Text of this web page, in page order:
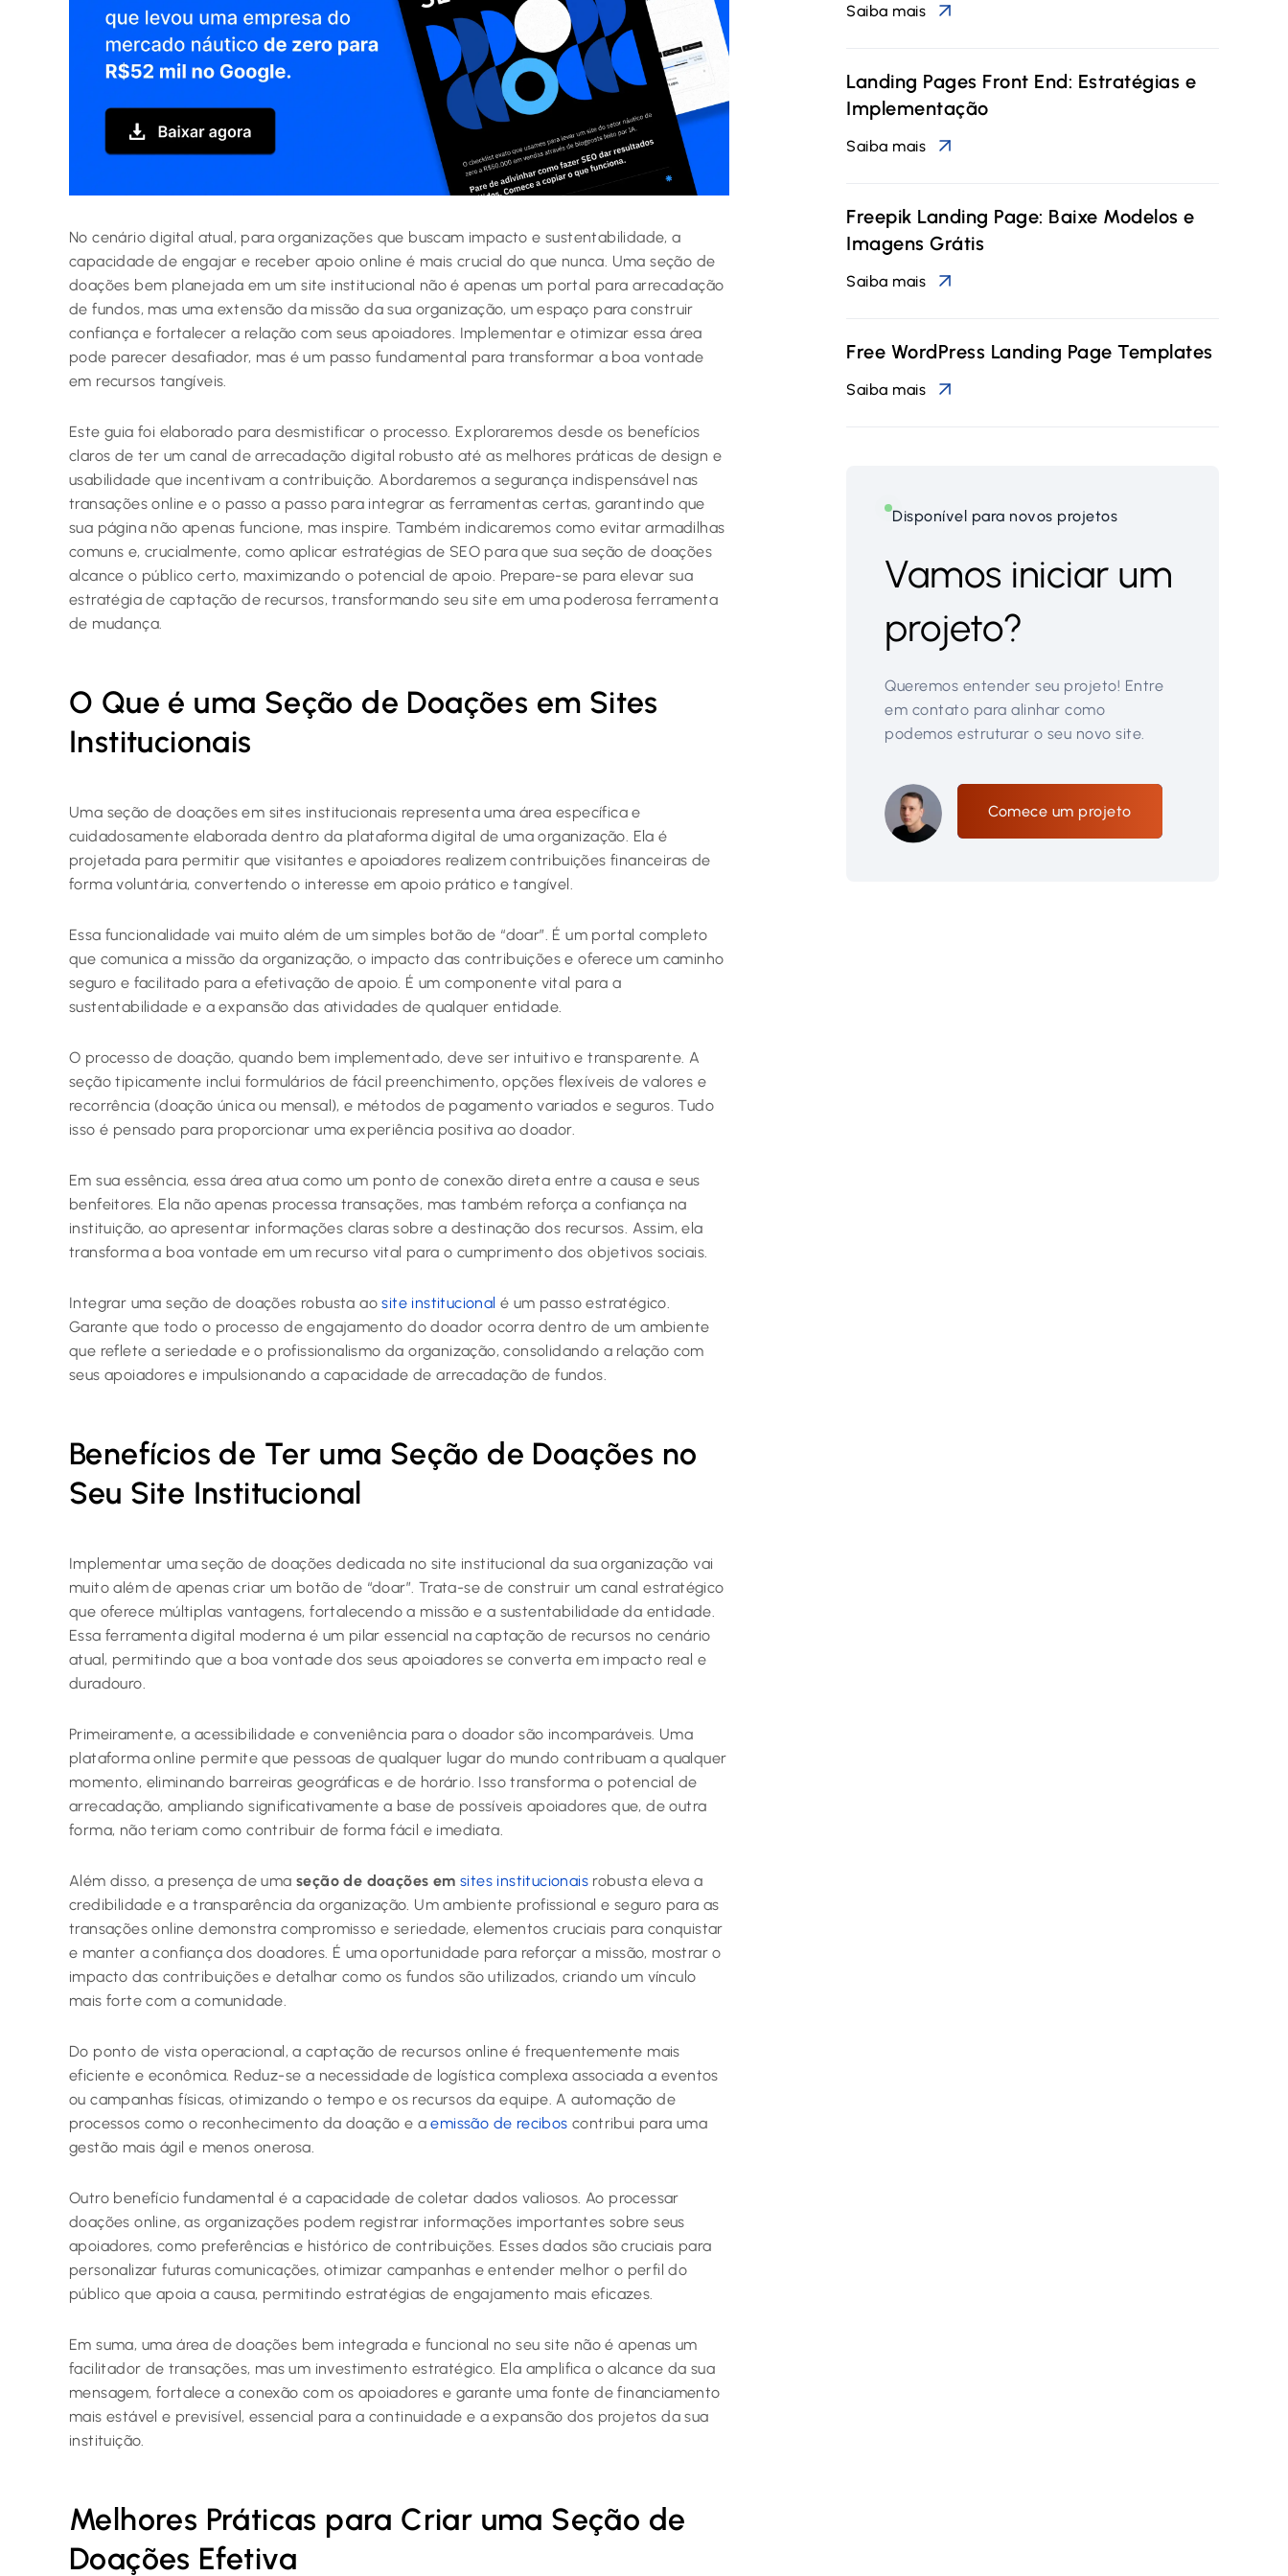
No cenário digital atual, para organizações que buscam impacto e sustentabilidade, a
capacidade de engajar e receber apoio online é mais crucial do que nunca. Uma seção de
doações bem planejada em um site institucional não é apenas um portal para arrecadação
de fundos, mas uma extensão da missão da sua organização, um espaço para construir
confiança e fortalecer a relação com seus apoiadores. Implementar e otimizar essa área
pode parecer desafiador, mas é um passo fundamental para transformar a boa vontade
em recursos tangíveis.
Este guia foi elaborado para desmistificar o processo. Exploraremos desde os benefícios
claros de ter um canal de arrecadação digital robusto até as melhores práticas de design e
usabilidade que incentivam a contribuição. Abordaremos a segurança indispensável nas
transações online e o passo a passo para integrar as ferramentas certas, garantindo que
sua página não apenas funcione, mas inspire. Também indicaremos como evitar armadilhas
comuns e, crucialmente, como aplicar estratégias de SEO para que sua seção de doações
alcance o público certo, maximizando o potencial de apoio. Prepare-se para elevar sua
estratégia de captação de recursos, transformando seu site em uma poderosa ferramenta
de mudança.
O Que é uma Seção de Doações em Sites
Institucionais
Uma seção de doações em sites institucionais representa uma área específica e
cuidadosamente elaborada dentro da plataforma digital de uma organização. Ela é
projetada para permitir que visitantes e apoiadores realizem contribuições financeiras de
forma voluntária, convertendo o interesse em apoio prático e tangível.
Essa funcionalidade vai muito além de um simples botão de “doar”. É um portal completo
que comunica a missão da organização, o impacto das contribuições e oferece um caminho
seguro e facilitado para a efetivação de apoio. É um componente vital para a
sustentabilidade e a expansão das atividades de qualquer entidade.
O processo de doação, quando bem implementado, deve ser intuitivo e transparente. A
seção tipicamente inclui formulários de fácil preenchimento, opções flexíveis de valores e
recorrência (doação única ou mensal), e métodos de pagamento variados e seguros. Tudo
isso é pensado para proporcionar uma experiência positiva ao doador.
Em sua essência, essa área atua como um ponto de conexão direta entre a causa e seus
benfeitores. Ela não apenas processa transações, mas também reforça a confiança na
instituição, ao apresentar informações claras sobre a destinação dos recursos. Assim, ela
transforma a boa vontade em um recurso vital para o cumprimento dos objetivos sociais.
Integrar uma seção de doações robusta aosite institucional é um passo estratégico.
Garante que todo o processo de engajamento do doador ocorra dentro de um ambiente
que reflete a seriedade e o profissionalismo da organização, consolidando a relação com
seus apoiadores e impulsionando a capacidade de arrecadação de fundos.
Benefícios de Ter uma Seção de Doações no
Seu Site Institucional
Implementar uma seção de doações dedicada no site institucional da sua organização vai
muito além de apenas criar um botão de “doar”. Trata-se de construir um canal estratégico
que oferece múltiplas vantagens, fortalecendo a missão e a sustentabilidade da entidade.
Essa ferramenta digital moderna é um pilar essencial na captação de recursos no cenário
atual, permitindo que a boa vontade dos seus apoiadores se converta em impacto real e
duradouro.
Primeiramente, a acessibilidade e conveniência para o doador são incomparáveis. Uma
plataforma online permite que pessoas de qualquer lugar do mundo contribuam a qualquer
momento, eliminando barreiras geográficas e de horário. Isso transforma o potencial de
arrecadação, ampliando significativamente a base de possíveis apoiadores que, de outra
forma, não teriam como contribuir de forma fácil e imediata.
Além disso, a presença de uma seção de doações em sites institucionais robusta eleva a
credibilidade e a transparência da organização. Um ambiente profissional e seguro para as
transações online demonstra compromisso e seriedade, elementos cruciais para conquistar
e manter a confiança dos doadores. É uma oportunidade para reforçar a missão, mostrar o
impacto das contribuições e detalhar como os fundos são utilizados, criando um vínculo
mais forte com a comunidade.
Do ponto de vista operacional, a captação de recursos online é frequentemente mais
eficiente e econômica. Reduz-se a necessidade de logística complexa associada a eventos
ou campanhas físicas, otimizando o tempo e os recursos da equipe. A automação de
processos como o reconhecimento da doação e aemissão de recibos contribui para uma
gestão mais ágil e menos onerosa.
Outro benefício fundamental é a capacidade de coletar dados valiosos. Ao processar
doações online, as organizações podem registrar informações importantes sobre seus
apoiadores, como preferências e histórico de contribuições. Esses dados são cruciais para
personalizar futuras comunicações, otimizar campanhas e entender melhor o perfil do
público que apoia a causa, permitindo estratégias de engajamento mais eficazes.
Em suma, uma área de doações bem integrada e funcional no seu site não é apenas um
facilitador de transações, mas um investimento estratégico. Ela amplifica o alcance da sua
mensagem, fortalece a conexão com os apoiadores e garante uma fonte de financiamento
mais estável e previsível, essencial para a continuidade e a expansão dos projetos da sua
instituição.
Melhores Práticas para Criar uma Seção de
Doações Efetiva
Saiba mais
Landing Pages Front End: Estratégias e
Implementação
Saiba mais
Freepik Landing Page: Baixe Modelos e
Imagens Grátis
Saiba mais
Free WordPress Landing Page Templates
Saiba mais
Disponível para novos projetos
Vamos iniciar um
projeto?
Queremos entender seu projeto! Entre
em contato para alinhar como
podemos estruturar o seu novo site.
Comece um projeto